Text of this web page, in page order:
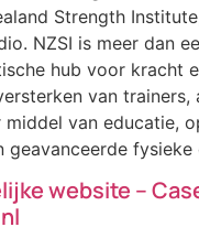
Strength
NZSI is meer dan
hub voor kracht
van trainers,
van educatie,
geavanceerde
website –